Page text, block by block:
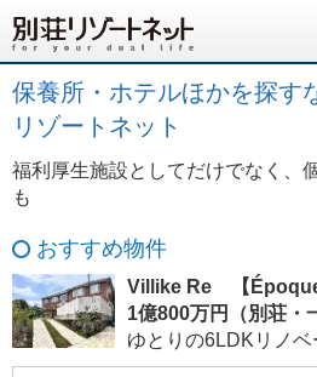
保養所・ホテルほかを探す
リゾートネット
福利厚生施設としてだけでなく、
も
おすすめ物件
Villike Re 【Époque
1億800万円（別荘・
ゆとりの6LDKリノベ